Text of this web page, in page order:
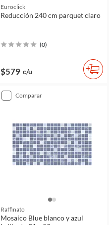
Euroclick
Reducción 240 cm parquet claro
(0)
$579 c/u
comparar
Raffinato
Mosaico Blue blanco y azul